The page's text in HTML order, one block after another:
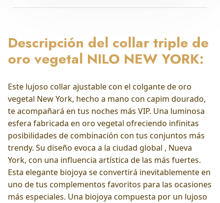
Descripción del collar triple de
oro vegetal NILO NEW YORK:
Este lujoso collar ajustable con el colgante de oro
vegetal New York, hecho a mano con capim dourado,
te acompañará en tus noches más VIP. Una luminosa
esfera fabricada en oro vegetal ofreciendo infinitas
posibilidades de combinación con tus conjuntos más
trendy. Su diseño evoca a la ciudad global , Nueva
York, con una influencia artística de las más fuertes.
Esta elegante biojoya se convertirá inevitablemente en
uno de tus complementos favoritos para las ocasiones
más especiales. Una biojoya compuesta por un lujoso